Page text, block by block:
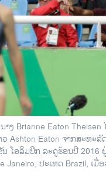
ງ Brianne Eaton Theisen
Ashton Eaton ຈາກສະຫະ
ນ ໂອລິມປິກ ລະດູຮ້ອນປີ 2016
Janeiro, ປະເທດ Brazil, ເມື່